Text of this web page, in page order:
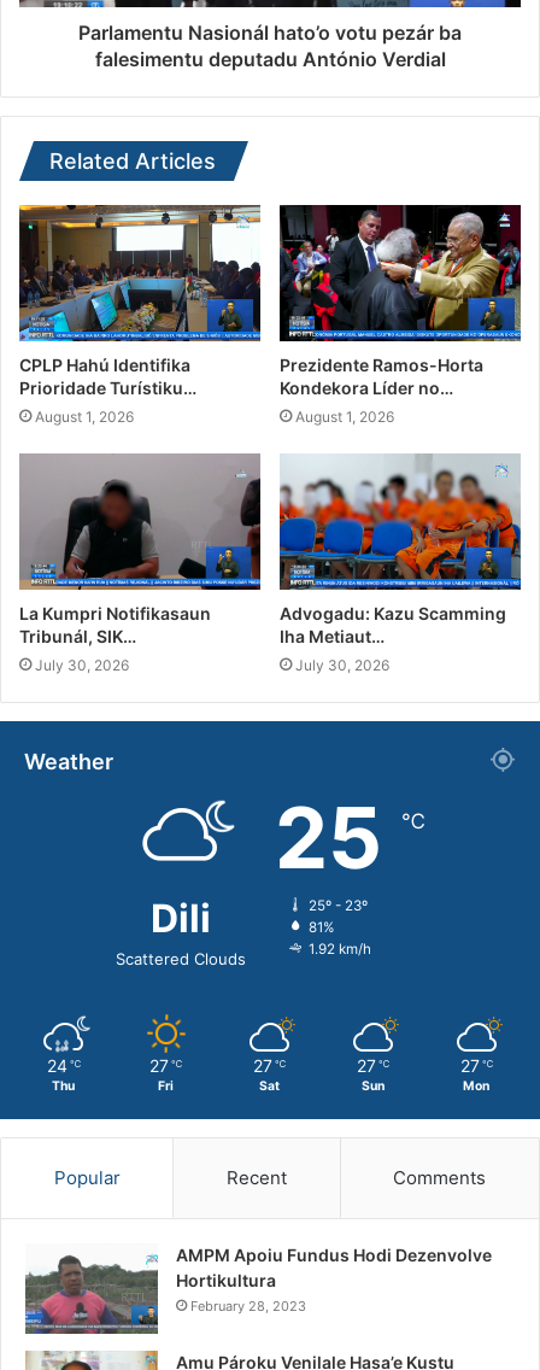
Parlamentu Nasionál hato’o votu pezár ba
falesimentu deputadu António Verdial
Related Articles
CPLP Hahú Identifika
Prioridade Turístiku…
August 1, 2026
Prezidente Ramos-Horta
Kondekora Líder no…
August 1, 2026
La Kumpri Notifikasaun
Tribunál, SIK…
July 30, 2026
Advogadu: Kazu Scamming
Iha Metiaut…
July 30, 2026
Weather
Dili
Scattered Clouds
25 ℃
25º - 23º
81%
1.92 km/h
24 ℃
Thu
27 ℃
Fri
27 ℃
Sat
27 ℃
Sun
27 ℃
Mon
Popular Recent Comments
AMPM Apoiu Fundus Hodi Dezenvolve
Hortikultura
February 28, 2023
Amu Pároku Venilale Hasa’e Kustu